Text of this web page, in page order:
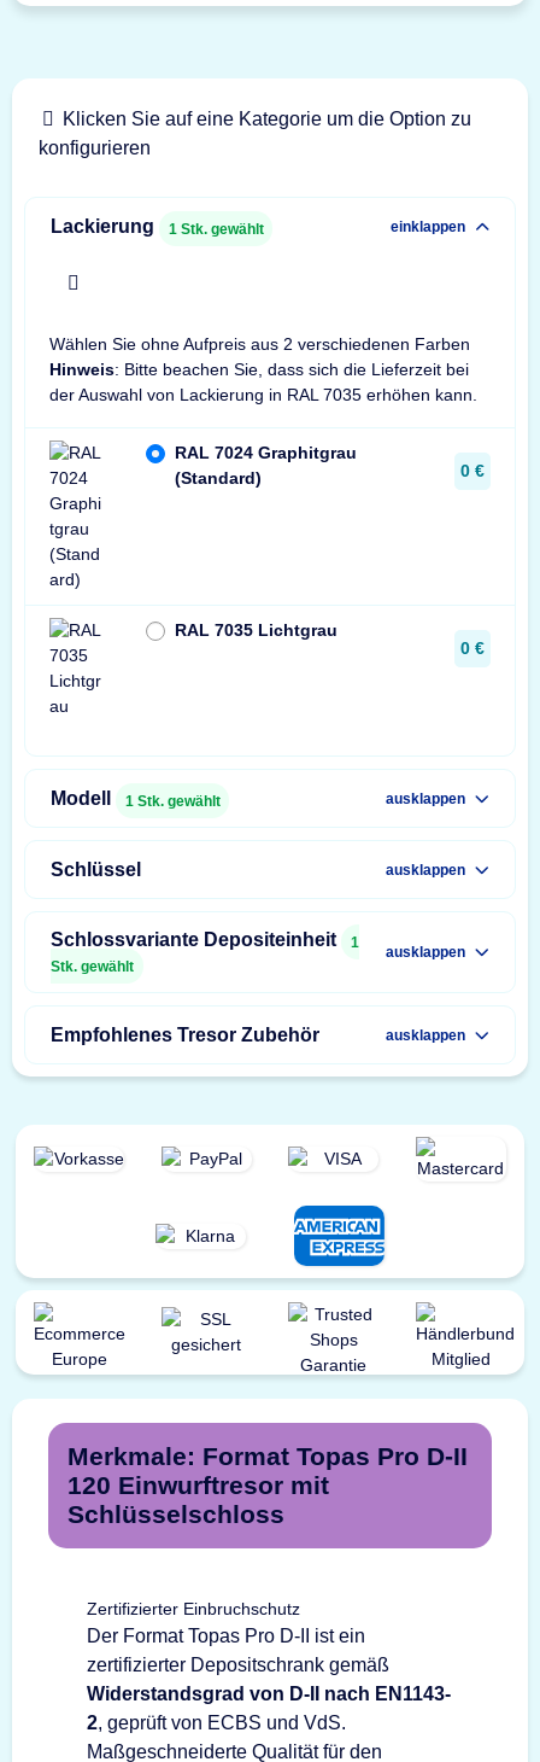
Klicken Sie auf eine Kategorie um die Option zu
konfigurieren
Lackierung 1 Stk. gewählt einklappen
Wählen Sie ohne Aufpreis aus 2 verschiedenen Farben
Hinweis: Bitte beachen Sie, dass sich die Lieferzeit bei
der Auswahl von Lackierung in RAL 7035 erhöhen kann.
RAL 7024 Graphitgrau
(Standard)
0 €
RAL 7035 Lichtgrau
0 €
Modell 1 Stk. gewählt ausklappen
Schlüssel ausklappen
Schlossvariante Depositeinheit
1
Stk. gewählt
ausklappen
Empfohlenes Tresor Zubehör ausklappen
Merkmale: Format Topas Pro D-II
120 Einwurftresor mit
Schlüsselschloss
Zertifizierter Einbruchschutz
Der Format Topas Pro D-II ist ein
zertifizierter Depositschrank gemäß
Widerstandsgrad von D-II nach EN1143-
2, geprüft von ECBS und VdS.
Maßgeschneiderte Qualität für den